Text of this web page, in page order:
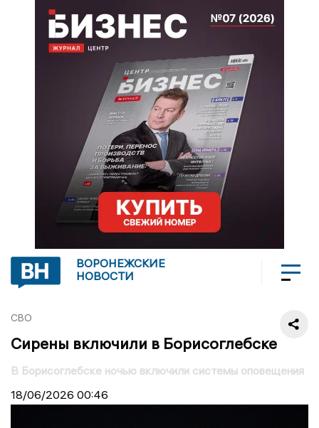
ВОРОНЕЖСКИЕ
НОВОСТИ
СВО
Сирены включили в Борисоглебске
В Борисоглебске ночью включили системы оповещения
18/06/2026 00:46